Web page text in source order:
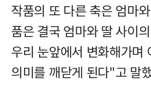
작품의 또 다른 축은 엄마
품은 결국 엄마와 딸 사이
우리 눈앞에서 변화해가며
의미를 깨닫게 된다"고 말